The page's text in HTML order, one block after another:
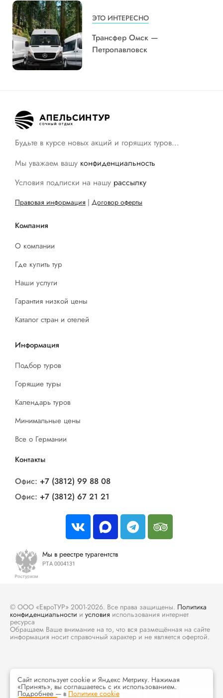
ЭТО ИНТЕРЕСНО
Трансфер Омск —
Петропавловск
Будьте в курсе новых акций и горящих туров…
Мы уважаем вашу конфиденциальность
Условия подписки на нашу рассылку
Правовая информация | Договор оферты
Компания
О компании
Где купить тур
Наши услуги
Гарантия низкой цены
Каталог стран и отелей
Информация
Подбор туров
Горящие туры
Календарь туров
Минимальные цены
Все о Германии
Контакты
Офис: +7 (3812) 99 88 08
Офис: +7 (3812) 67 21 21
Мы в реестре турагентств
РТА 0004131
© ООО «ЕвроТУР» 2001-2026. Все права защищены. Политика
конфиденциальности и условия использования интернет
ресурса
Обращаем Ваше внимание на то, что вся размещённая на сайте
информация носит справочный характер и не является офертой.
Сайт использует cookie и Яндекс Метрику. Нажимая
«Принять», вы соглашаетесь с их использованием.
Подробнее — в Политике cookie